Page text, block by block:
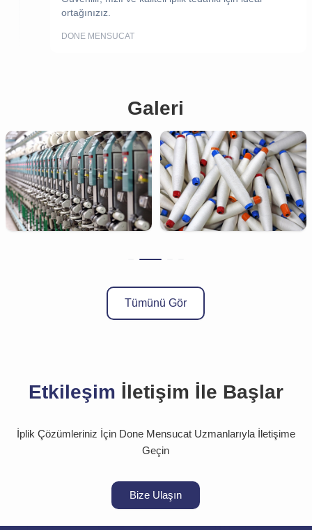
ortağınızız.
DONE MENSUCAT
Galeri
Tümünü Gör
Etkileşim İletişim İle Başlar
İplik Çözümleriniz İçin Done Mensucat Uzmanlarıyla İletişime
Geçin
Bize Ulaşın